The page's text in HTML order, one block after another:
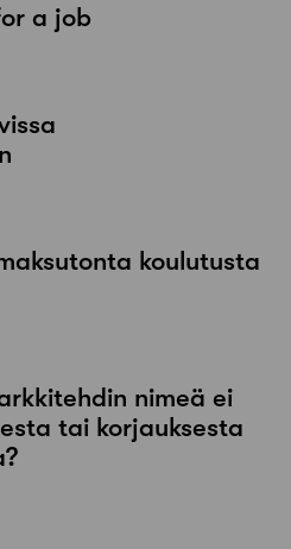
a job
koulutusta
nimeä ei
tai korjauksesta